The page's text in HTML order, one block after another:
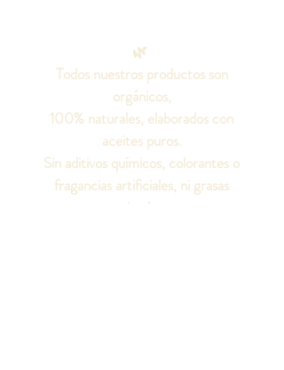
🌿
Todos nuestros productos son
orgánicos,
100% naturales, elaborados con
aceites puros.
Sin aditivos químicos, colorantes o
fragancias artificiales, ni grasas
animales.